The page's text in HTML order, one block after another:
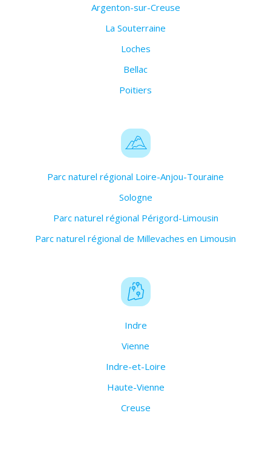
Argenton-sur-Creuse
La Souterraine
Loches
Bellac
Poitiers
Parc naturel régional Loire-Anjou-Touraine
Sologne
Parc naturel régional Périgord-Limousin
Parc naturel régional de Millevaches en Limousin
Indre
Vienne
Indre-et-Loire
Haute-Vienne
Creuse